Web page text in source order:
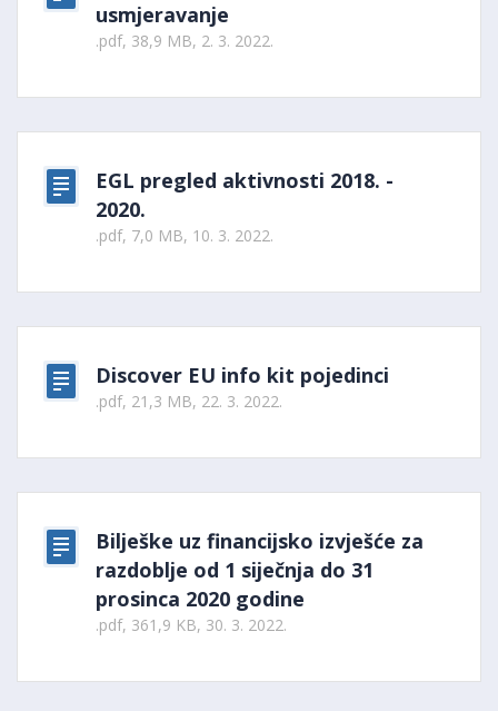
usmjeravanje
.pdf, 38,9 MB, 2. 3. 2022.
EGL pregled aktivnosti 2018. -
2020.
.pdf, 7,0 MB, 10. 3. 2022.
Discover EU info kit pojedinci
.pdf, 21,3 MB, 22. 3. 2022.
Bilješke uz financijsko izvješće za
razdoblje od 1 siječnja do 31
prosinca 2020 godine
.pdf, 361,9 KB, 30. 3. 2022.